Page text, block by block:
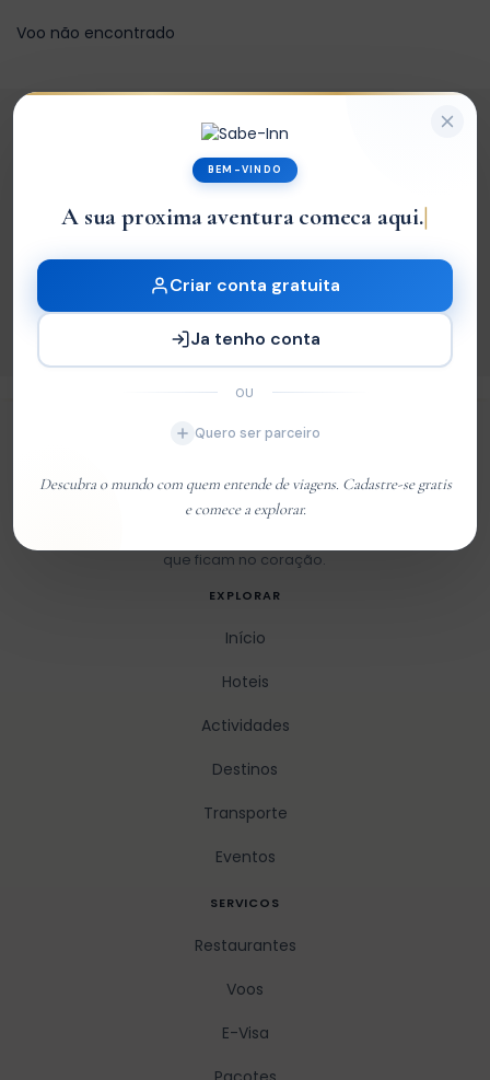
Voo não encontrado
Receba Atualizações
INSCREVER-SE
Sabe-Inn
Viaje pelo mundo com confiança. Hotéis, tours, restaurantes e
que ficam no coração.
EXPLORAR
Início
Hoteis
Actividades
Destinos
Transporte
Eventos
SERVICOS
Restaurantes
Voos
E-Visa
BEM-VINDO
A sua proxima aventura comeca aqui.|
Criar conta gratuita
Ja tenho conta
OU
Quero ser parceiro
Descubra o mundo com quem entende de viagens. Cadastre-se gratis
e comece a explorar.